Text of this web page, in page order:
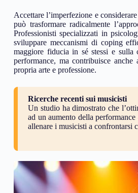
Accettare l’imperfezione e
può trasformare radicalmente
Professionisti specializzati in
sviluppare meccanismi di coping
maggiore fiducia in sé stessi e sulla
performance, ma contribuisce
propria arte e professione.
Ricerche recenti sui musicisti
Un studio ha dimostrato che
ad un aumento della
allenare i musicisti a confrontarsi